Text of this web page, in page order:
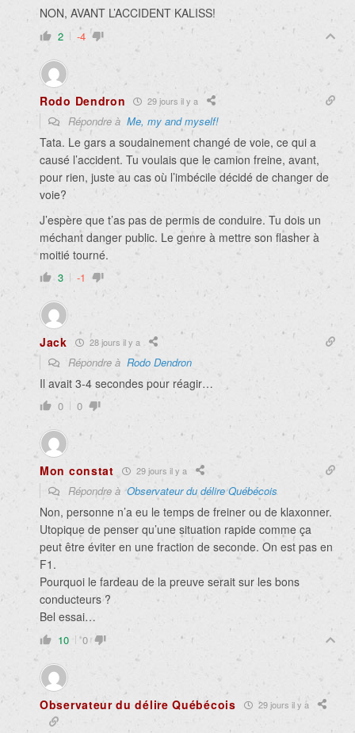
NON, AVANT L’ACCIDENT KALISS!
2 -4
Rodo Dendron 29 jours il y a
Répondre à Me, my and myself!
Tata. Le gars a soudainement changé de voie, ce qui a
causé l’accident. Tu voulais que le camion freine, avant,
pour rien, juste au cas où l’imbécile décidé de changer de
voie?
J’espère que t’as pas de permis de conduire. Tu dois un
méchant danger public. Le genre à mettre son flasher à
moitié tourné.
3 -1
Jack 28 jours il y a
Répondre à Rodo Dendron
Il avait 3-4 secondes pour réagir…
0 0
Mon constat 29 jours il y a
Répondre àObservateur du délire Québécois
Non, personne n’a eu le temps de freiner ou de klaxonner.
Utopique de penser qu’une situation rapide comme ça
peut être éviter en une fraction de seconde. On est pas en
F1.
Pourquoi le fardeau de la preuve serait sur les bons
conducteurs ?
Bel essai…
10 0
Observateur du délire Québécois 29 jours il y a